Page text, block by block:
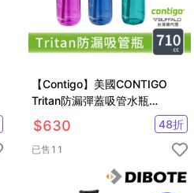
【Contigo】美國CONTIGO
Tritan防漏彈蓋吸管水瓶
710ccAshland(冷水瓶/運動水
壺)
$630 48折
已售 11